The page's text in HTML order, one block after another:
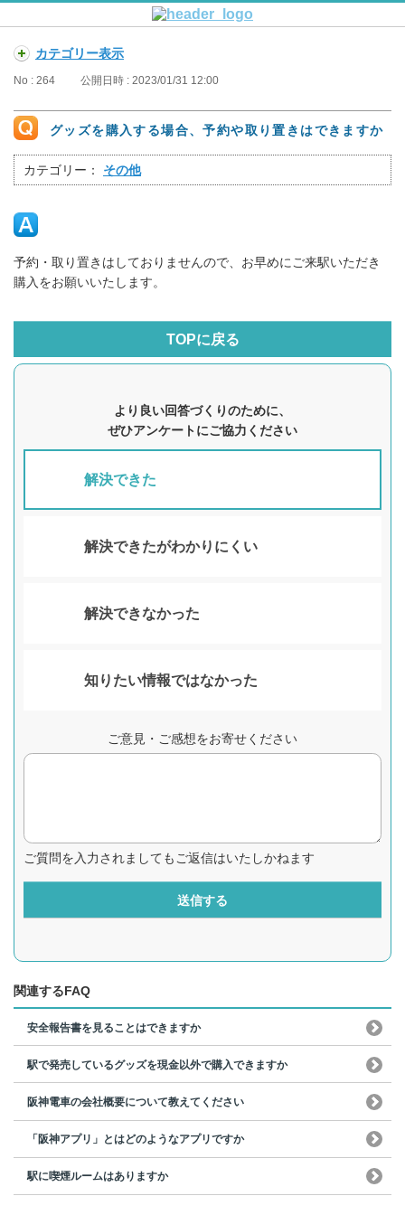
カテゴリー表示
No : 264 公開日時 : 2023/01/31 12:00
グッズを購入する場合、予約や取り置きはできますか
カテゴリー： その他
予約・取り置きはしておりませんので、お早めにご来駅いただき
購入をお願いいたします。
TOPに戻る
より良い回答づくりのために、
ぜひアンケートにご協力ください
解決できた
解決できたがわかりにくい
解決できなかった
知りたい情報ではなかった
ご意見・ご感想をお寄せください
ご質問を入力されましてもご返信はいたしかねます
送信する
関連するFAQ
安全報告書を見ることはできますか
駅で発売しているグッズを現金以外で購入できますか
阪神電車の会社概要について教えてください
「阪神アプリ」とはどのようなアプリですか
駅に喫煙ルームはありますか